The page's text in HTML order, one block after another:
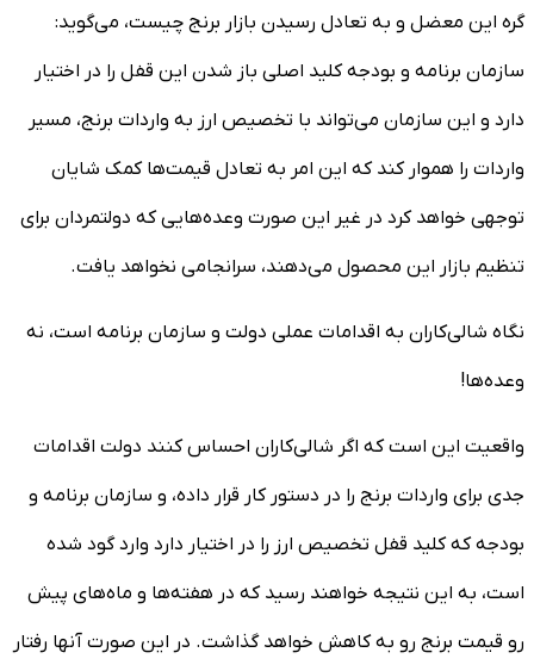
گره این معضل و به تعادل رسیدن بازار برنج چیست، می‌گوید:
سازمان برنامه و بودجه کلید اصلی باز شدن این قفل را در اختیار
دارد و این سازمان می‌تواند با تخصیص ارز به واردات برنج، مسیر
واردات را هموار کند که این امر به تعادل قیمت‌ها کمک شایان
توجهی خواهد کرد در غیر این صورت وعده‌هایی که دولتمردان برای
تنظیم بازار این محصول می‌دهند، سرانجامی نخواهد یافت.
نگاه شالی‌کاران به اقدامات عملی دولت و سازمان برنامه است، نه
وعده‌ها!
واقعیت این است که اگر شالی‌کاران احساس کنند دولت اقدامات
جدی برای واردات برنج را در دستور کار قرار داده، و سازمان برنامه و
بودجه که کلید قفل تخصیص ارز را در اختیار دارد وارد گود شده
است، به این نتیجه خواهند رسید که در هفته‌ها و ماه‌های پیش
رو قیمت برنج رو به کاهش خواهد گذاشت. در این صورت آنها رفتار